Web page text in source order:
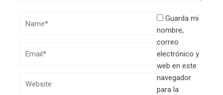
Guarda mi
nombre,
correo
electrónico y
web en este
navegador
para la